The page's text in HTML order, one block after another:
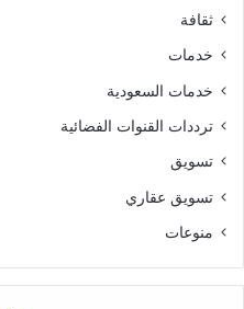
ثقافة
خدمات
خدمات السعودية
ترددات القنوات الفضائية
تسويق
تسويق عقاري
منوعات